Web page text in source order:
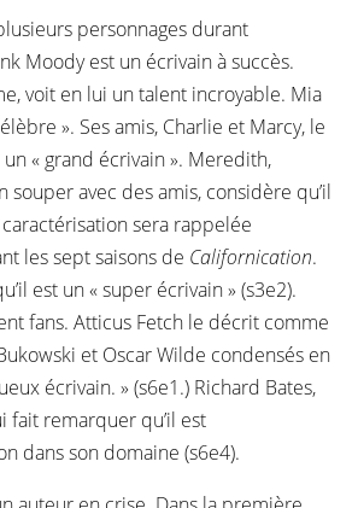
personnages durant
Moody est un écrivain à succès.
voit en lui un talent incroyable. Mia
». Ses amis, Charlie et Marcy, le
« grand écrivain ». Meredith,
souper avec des amis, considère qu’il
sera rappelée
les sept saisons de Californication.
est un « super écrivain » (s3e2).
fans. Atticus Fetch le décrit comme
et Oscar Wilde condensés en
écrivain. » (s6e1.) Richard Bates,
fait remarquer qu’il est
dans son domaine (s6e4).